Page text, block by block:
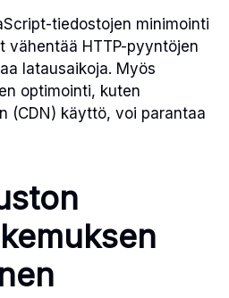
tiedostojen minimointi
vähentää HTTP-pyyntöjen
latausaikoja. Myös
optimointi, kuten
(CDN) käyttö, voi parantaa